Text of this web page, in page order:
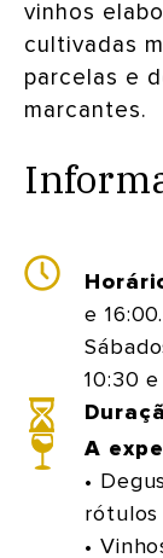
vinhos
cultivadas
parcelas e
marcantes.
e 16:00.
10:30 e
A
•
rótulos
•